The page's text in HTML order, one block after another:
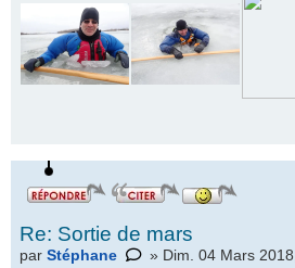
Re: Sortie de mars
par Stéphane » Dim. 04 Mars